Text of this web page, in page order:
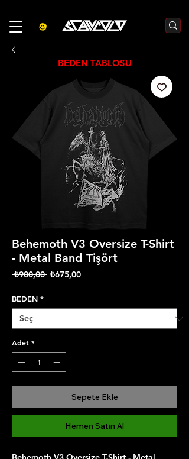
Behemoth V3 Oversize T-Shirt
- Metal Band Tişört
₺900,00 Normal
₺675,00İndirimli
BEDEN *
Adet *
Sepete Ekle
Hemen Satın Al
BEDEN TABLOSU